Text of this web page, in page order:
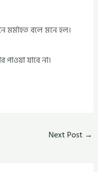
মর্মাহত বলে মনে হল।
যাবে না।
Next Post →